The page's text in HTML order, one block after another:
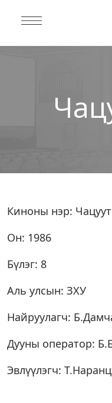
Киноны нэр:
Он: 1986
Бүлэг: 8
Аль улсын: ЗХУ
Найруулагч:
Дууны оператор:
Эвлүүлэгч: